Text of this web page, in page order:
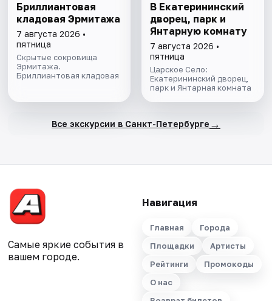
Бриллиантовая
кладовая Эрмитажа
7 августа 2026 •
пятница
Скрытые сокровища
Эрмитажа.
Бриллиантовая кладовая
В Екатерининский
дворец, парк и
Янтарную комнату
7 августа 2026 •
пятница
Царское Село:
Екатерининский дворец,
парк и Янтарная комната
Все экскурсии в Санкт-Петербурге →
Самые яркие события в
вашем городе.
Навигация
Главная
Города
Площадки
Артисты
Рейтинги
Промокоды
О нас